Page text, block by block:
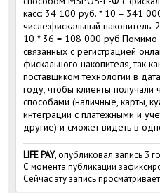
касс: 34 100 руб. * 10 = 341
числе:фискальный
10 * 36 = 108 000 руб.Помимо
связанных с регистрацией
фискального накопителя, так
поставщиком технологии в
году, чтобы клиенты
способами (наличные, карты,
интеграции с платежными и
другие) и сможет видеть в
LIFE PAY, опубликовал запись 3
С момента публикации
Сейчас эту запись